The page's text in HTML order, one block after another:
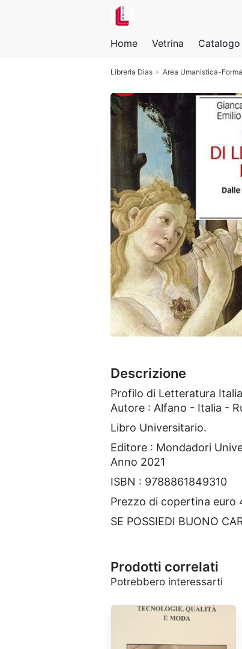
Home Vetrina Catalogo
Libreria Dias Area Umanistica-
Descrizione
Profilo di Letteratura
Autore : Alfano - Italia -
Libro Universitario.
Editore : Mondadori
Anno 2021
ISBN : 9788861849310
Prezzo di copertina euro
SE POSSIEDI BUONO
Prodotti correlati
Potrebbero interessarti